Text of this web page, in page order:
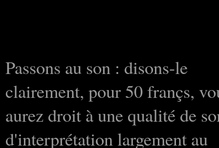
Passons au son : disons-le
clairement, pour 50 françs,
aurez droit à une qualité de
d'interprétation largement au